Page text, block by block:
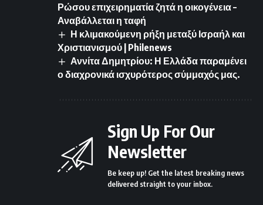
Ρώσου επιχειρηματία ζητά η οικογένεια –
Αναβάλλεται η ταφή
Η κλιμακούμενη ρήξη μεταξύ Ισραήλ και
Χριστιανισμού | Philenews
Αννίτα Δημητρίου: Η Ελλάδα παραμένει
ο διαχρονικά ισχυρότερος σύμμαχός μας.
Sign Up For Our
Newsletter
Be keep up! Get the latest breaking news
delivered straight to your inbox.